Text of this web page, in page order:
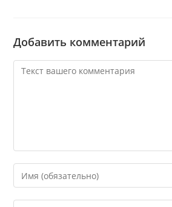
Добавить комментарий